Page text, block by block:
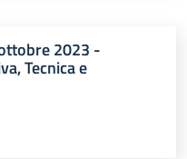
2023 -
Tecnica e